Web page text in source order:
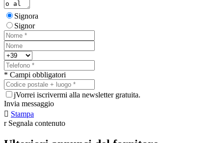
Signora
Signor
* Campi obbligatori
jVorrei iscrivermi alla newsletter gratuita.
Invia messaggio
 Stampa
r Segnala contenuto